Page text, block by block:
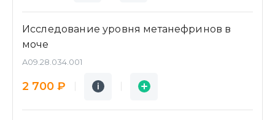
Исследование уровня метанефринов в
моче
A09.28.034.001
2 700 ₽ i
Подробнее
i
Заявка